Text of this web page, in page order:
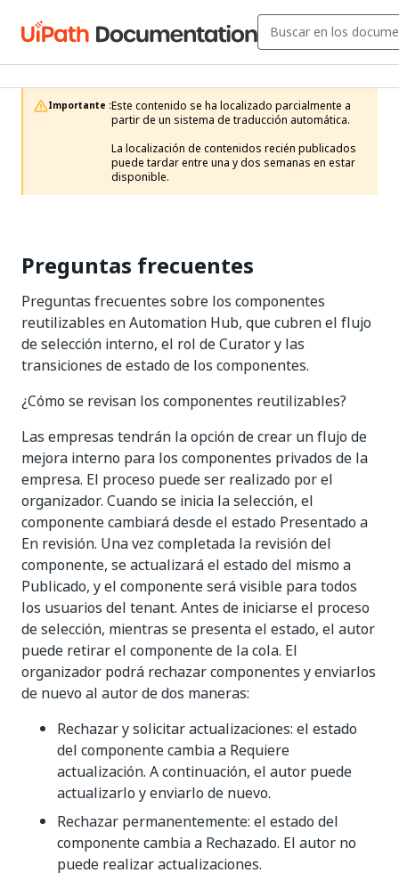
Importante :Este contenido se ha localizado parcialmente a
partir de un sistema de traducción automática.
La localización de contenidos recién publicados
puede tardar entre una y dos semanas en estar
disponible.
Preguntas frecuentes
Preguntas frecuentes sobre los componentes
reutilizables en Automation Hub, que cubren el flujo
de selección interno, el rol de Curator y las
transiciones de estado de los componentes.
¿Cómo se revisan los componentes reutilizables?
Las empresas tendrán la opción de crear un flujo de
mejora interno para los componentes privados de la
empresa. El proceso puede ser realizado por el
organizador. Cuando se inicia la selección, el
componente cambiará desde el estado Presentado a
En revisión. Una vez completada la revisión del
componente, se actualizará el estado del mismo a
Publicado, y el componente será visible para todos
los usuarios del tenant. Antes de iniciarse el proceso
de selección, mientras se presenta el estado, el autor
puede retirar el componente de la cola. El
organizador podrá rechazar componentes y enviarlos
de nuevo al autor de dos maneras:
Rechazar y solicitar actualizaciones: el estado
del componente cambia a Requiere
actualización. A continuación, el autor puede
actualizarlo y enviarlo de nuevo.
Rechazar permanentemente: el estado del
componente cambia a Rechazado. El autor no
puede realizar actualizaciones.